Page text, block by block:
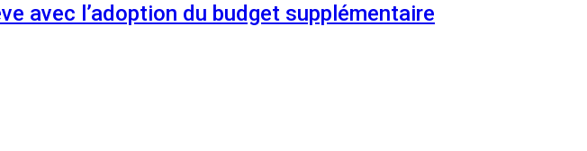
avec l’adoption du budget supplémentaire